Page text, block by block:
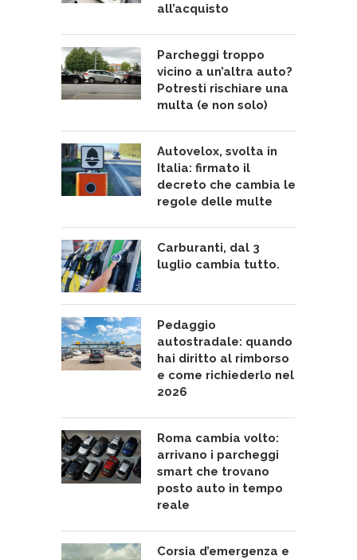
all’acquisto
Parcheggi troppo
vicino a un’altra auto?
Potresti rischiare una
multa (e non solo)
Autovelox, svolta in
Italia: firmato il
decreto che cambia le
regole delle multe
Carburanti, dal 3
luglio cambia tutto.
Pedaggio
autostradale: quando
hai diritto al rimborso
e come richiederlo nel
2026
Roma cambia volto:
arrivano i parcheggi
smart che trovano
posto auto in tempo
reale
Corsia d’emergenza e